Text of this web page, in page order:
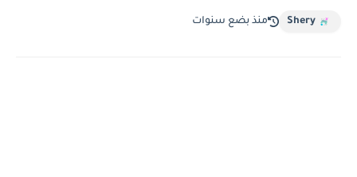
Shery منذ بضع سنوات